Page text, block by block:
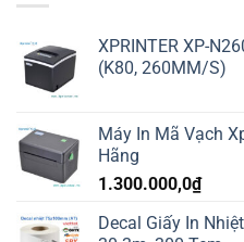
XPRINTER XP-
(K80, 260MM/S)
Máy In Mã Vạch
Hãng
1.300.000,0₫
Decal Giấy In